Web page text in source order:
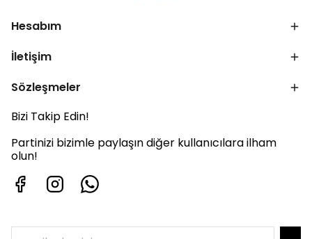
Hesabım
İletişim
Sözleşmeler
Bizi Takip Edin!
Partinizi bizimle paylaşın diğer kullanıcılara ilham
olun!